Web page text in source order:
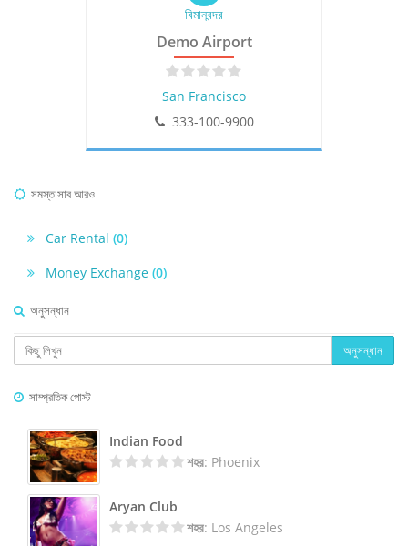
বিমানবন্দর
Demo Airport
San Francisco
333-100-9900
সমস্ত সাব আরও
Car Rental
(0)
Money Exchange
(0)
অনুসন্ধান
অনুসন্ধান
সাম্প্রতিক পোস্ট
Indian Food
শহর: Phoenix
Aryan Club
শহর: Los Angeles